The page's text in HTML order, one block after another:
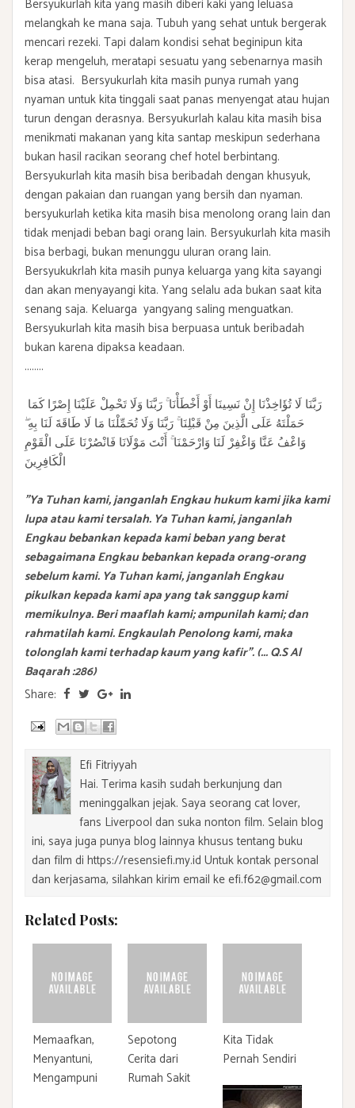
Bersyukurlah kita yang masih diberi kaki yang leluasa
melangkah ke mana saja. Tubuh yang sehat untuk bergerak
mencari rezeki. Tapi dalam kondisi sehat beginipun kita
kerap mengeluh, meratapi sesuatu yang sebenarnya masih
bisa atasi. Bersyukurlah kita masih punya rumah yang
nyaman untuk kita tinggali saat panas menyengat atau hujan
turun dengan derasnya. Bersyukurlah kalau kita masih bisa
menikmati makanan yang kita santap meskipun sederhana
bukan hasil racikan seorang chef hotel berbintang.
Bersyukurlah kita masih bisa beribadah dengan khusyuk,
dengan pakaian dan ruangan yang bersih dan nyaman.
bersyukurlah ketika kita masih bisa menolong orang lain dan
tidak menjadi beban bagi orang lain. Bersyukurlah kita masih
bisa berbagi, bukan menunggu uluran orang lain.
Bersyukukrlah kita masih punya keluarga yang kita sayangi
dan akan menyayangi kita. Yang selalu ada bukan saat kita
senang saja. Keluarga yangyang saling menguatkan.
Bersyukurlah kita masih bisa berpuasa untuk beribadah
bukan karena dipaksa keadaan.
........
حَمَلْتَهُ عَلَى الَّذِينَ مِنْ قَبْلِنَا ۚ رَبَّنَا وَلَا تُحَمِّلْنَا مَا لَا طَاقَةَ لَنَا بِهِ ۖ
وَاعْفُ عَنَّا وَاغْفِرْ لَنَا وَارْحَمْنَا ۚ أَنْتَ مَوْلَانَا فَانْصُرْنَا عَلَى الْقَوْمِ
الْكَافِرِينَ
"Ya Tuhan kami, janganlah Engkau hukum kami jika kami
lupa atau kami tersalah. Ya Tuhan kami, janganlah
Engkau bebankan kepada kami beban yang berat
sebagaimana Engkau bebankan kepada orang-orang
sebelum kami. Ya Tuhan kami, janganlah Engkau
pikulkan kepada kami apa yang tak sanggup kami
memikulnya. Beri maaflah kami; ampunilah kami; dan
rahmatilah kami. Engkaulah Penolong kami, maka
tolonglah kami terhadap kaum yang kafir". (... Q.S Al
Baqarah :286)
Share:
Efi Fitriyyah
Hai. Terima kasih sudah berkunjung dan
meninggalkan jejak. Saya seorang cat lover,
fans Liverpool dan suka nonton film. Selain blog
ini, saya juga punya blog lainnya khusus tentang buku
dan film di https://resensiefi.my.id Untuk kontak personal
dan kerjasama, silahkan kirim email ke efi.f62@gmail.com
Related Posts:
Memaafkan,
Menyantuni,
Mengampuni
Sepotong
Cerita dari
Rumah Sakit
Kita Tidak
Pernah Sendiri